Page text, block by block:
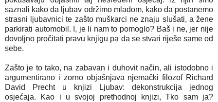
saznali kako da ljubav održimo mladom, kako da postanemo
strasni ljubavnici te zašto muškarci ne znaju slušati, a žene
parkirati automobil. I, je li nam to pomoglo? Baš i ne, jer nije
dovoljno pročitati pravu knjigu pa da se stvari riješe same od
sebe.
Zašto je to tako, na zabavan i duhovit način, ali istodobno i
argumentirano i zorno objašnjava njemački filozof Richard
David Precht u knjizi Ljubav: dekonstrukcija jednog
osjećaja. Kao i u svojoj prethodnoj knjizi, Tko sam ja?